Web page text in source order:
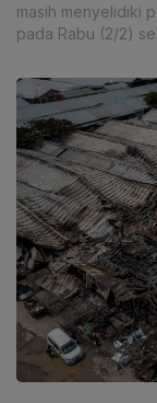
masih menyelidiki
pada Rabu (2/2)